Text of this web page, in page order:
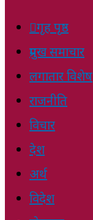
गृह पृष्ठ
प्रमुख समाचार
लगातार विशेष
राजनीति
विचार
देश
अर्थ
विदेश